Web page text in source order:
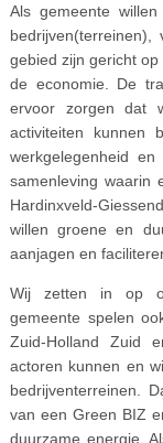
Als gemeente
gebied zijn gericht
de economie. De
ervoor zorgen dat
activiteiten kunnen
werkgelegenheid
samenleving waarin
Hardinxveld-
willen groene en
aanjagen en
Wij zetten in op
gemeente spelen
Zuid-Holland Zuid
actoren kunnen en
bedrijventerreinen.
van een Green BIZ
duurzame energie.